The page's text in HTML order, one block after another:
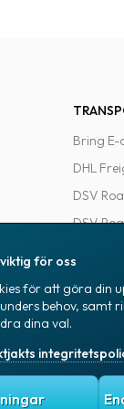
Bring E-
DHL
DSV
DSV
för oss
för att göra din
behov, samt
dina val.